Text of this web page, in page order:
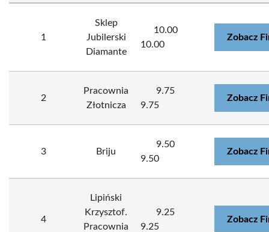
1
Sklep
Jubilerski
Diamante
10.00
10.00
Zobacz
2
Pracownia
Złotnicza
9.75
9.75
Zobacz
3 Briju
9.50
9.50
Zobacz
4
Lipiński
Krzysztof.
Pracownia
9.25
9.25
Zobacz